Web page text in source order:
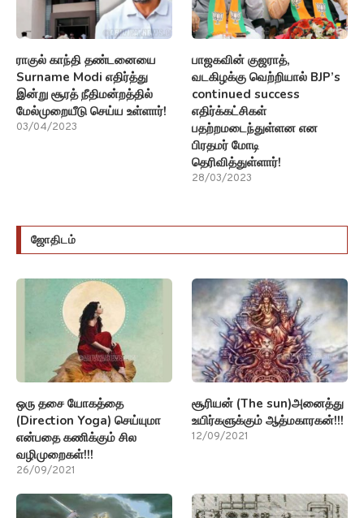
ராகுல் காந்தி தண்டனையை
Surname Modi எதிர்த்து
இன்று சூரத் நீதிமன்றத்தில்
மேல்முறையீடு செய்ய உள்ளார்!
03/04/2023
பாஜகவின் குஜராத்,
வடகிழக்கு வெற்றியால் BJP’s
continued success
எதிர்க்கட்சிகள்
பதற்றமடைந்துள்ளன என
பிரதமர் மோடி
தெரிவித்துள்ளார்!
28/03/2023
ஜோதிடம்
ஒரு தசை யோகத்தை
(Direction Yoga) செய்யுமா
என்பதை கணிக்கும் சில
வழிமுறைகள்!!!
26/09/2021
சூரியன் (The sun)அனைத்து
உயிர்களுக்கும் ஆத்மகாரகன்!!!
12/09/2021